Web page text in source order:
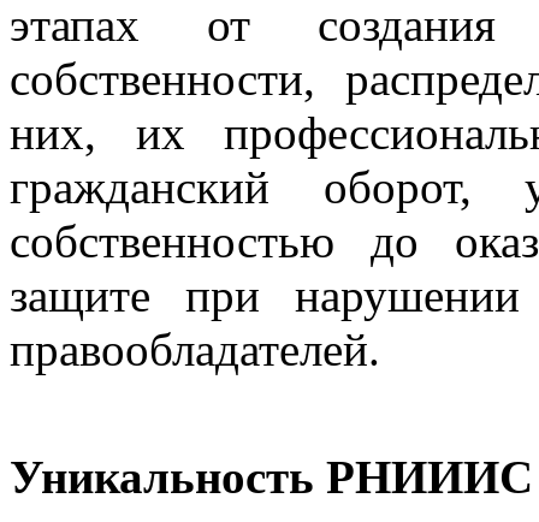
этапах от создания
собственности,
них, их
гражданский оборот,
собственностью до
защите при
правообладателей.
Уникальность РНИИИС